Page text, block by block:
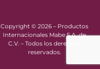
Copyright © 2026 – Productos
Internacionales Mabe S.A. de
C.V. – Todos los derechos
reservados.